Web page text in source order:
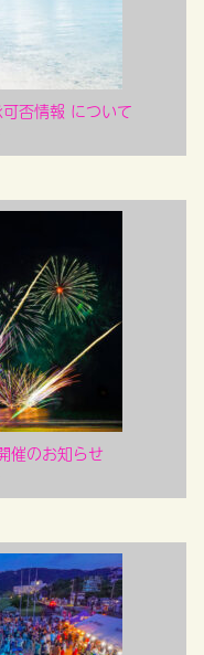
否情報 について
催のお知らせ